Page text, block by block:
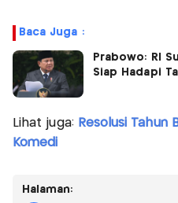
Baca Juga :
Prabowo: RI
Siap Hadapi
Lihat juga: Resolusi Tahun
Komedi
Halaman: